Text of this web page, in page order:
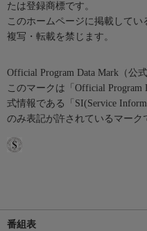
たは登録商標です。
このホームページに掲載して
複写・転載を禁じます。
Official Program Data Mark（公
このマークは「Official
式情報である「SI(Service
のみ表記が許されているマーク
番組表